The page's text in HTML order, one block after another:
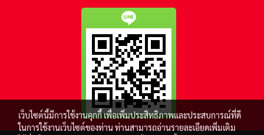
เว็บไซต์นี้มีการใช้งานคุกกี้ เพื่อเพิ่มประสิทธิภาพและประสบการณ์ที่ดี
ในการใช้งานเว็บไซต์ของท่าน ท่านสามารถอ่านรายละเอียดเพิ่มเติม